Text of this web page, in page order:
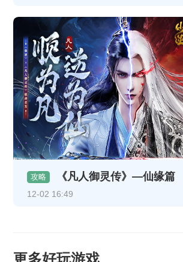
攻略 《凡人御灵传》—仙缘篇
12-02 16:49